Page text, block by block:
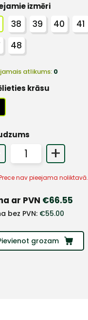
izmēri
38 39 40 41
48
atlikums: 0
krāsu
+
nav pieejama noliktavā.
ar PVN €66.55
bez PVN: €55.00
grozam